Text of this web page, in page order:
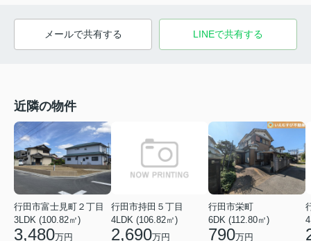
メールで共有する LINEで共有する
近隣の物件
行田市富士見町２丁目
3LDK (100.82㎡)
3,480万円
行田市持田５丁目
4LDK (106.82㎡)
2,690万円
行田市栄町
6DK (112.80㎡)
790万円